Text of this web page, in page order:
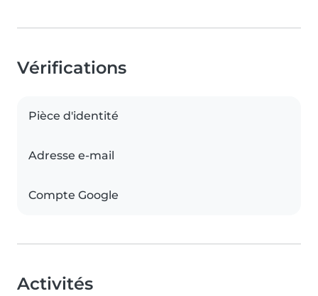
Vérifications
Pièce d'identité
Adresse e-mail
Compte Google
Activités